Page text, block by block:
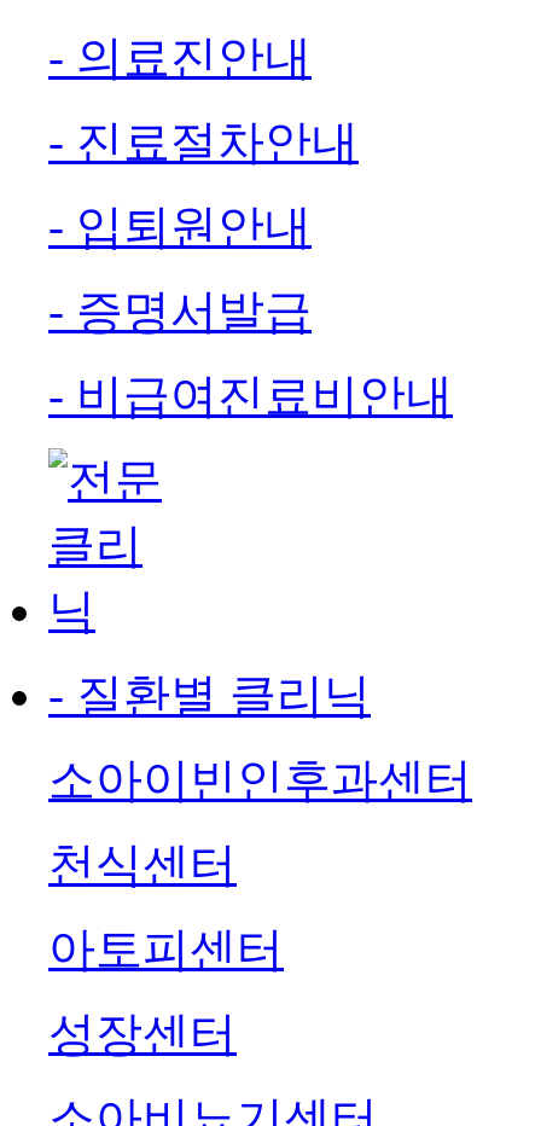
- 의료진안내
- 진료절차안내
- 입퇴원안내
- 증명서발급
- 비급여진료비안내
- 질환별 클리닉
소아이빈인후과센터
천식센터
아토피센터
성장센터